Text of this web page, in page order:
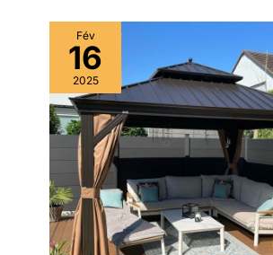
Fév
16
2025